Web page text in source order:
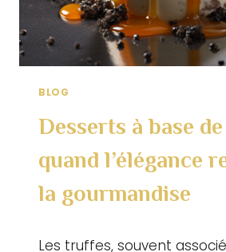
BLOG
Desserts à base
quand l’élégance
la gourmandise
adlertruffes.com
Les truffes, souvent